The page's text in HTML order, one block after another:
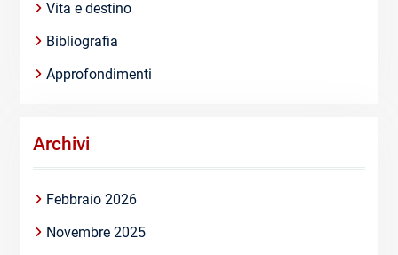
Vita e destino
Bibliografia
Approfondimenti
Archivi
Febbraio 2026
Novembre 2025